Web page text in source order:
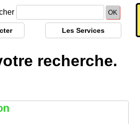
Les Services
recherche.